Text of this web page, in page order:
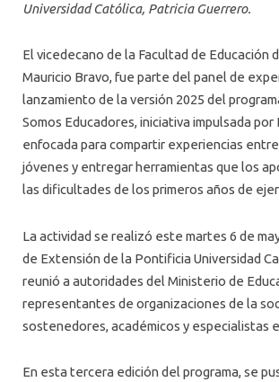
Universidad Católica, Patricia Guerrero.
El vicedecano de la Facultad de Educación
Mauricio Bravo, fue parte del panel de
lanzamiento de la versión 2025 del
Somos Educadores, iniciativa impulsada por
enfocada para compartir experiencias
jóvenes y entregar herramientas que los
las dificultades de los primeros años de
La actividad se realizó este martes 6 de
de Extensión de la Pontificia Universidad
reunió a autoridades del Ministerio de
representantes de organizaciones de la
sostenedores, académicos y especialistas
En esta tercera edición del programa, se